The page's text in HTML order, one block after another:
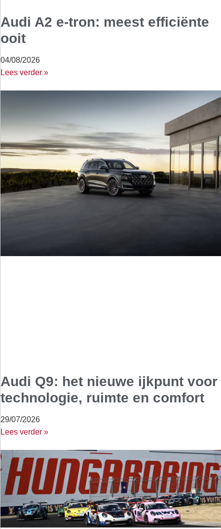
Audi A2 e-tron: meest efficiënte
ooit
04/08/2026
Lees verder »
Audi Q9: het nieuwe ijkpunt voor
technologie, ruimte en comfort
29/07/2026
Lees verder »